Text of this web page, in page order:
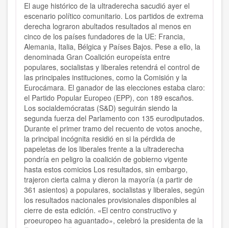
El auge histórico de la ultraderecha sacudió ayer el
escenario político comunitario. Los partidos de extrema
derecha lograron abultados resultados al menos en
cinco de los países fundadores de la UE: Francia,
Alemania, Italia, Bélgica y Países Bajos. Pese a ello, la
denominada Gran Coalición europeísta entre
populares, socialistas y liberales retendrá el control de
las principales instituciones, como la Comisión y la
Eurocámara. El ganador de las elecciones estaba claro:
el Partido Popular Europeo (EPP), con 189 escaños.
Los socialdemócratas (S&D) seguirán siendo la
segunda fuerza del Parlamento con 135 eurodiputados.
Durante el primer tramo del recuento de votos anoche,
la principal incógnita residió en si la pérdida de
papeletas de los liberales frente a la ultraderecha
pondría en peligro la coalición de gobierno vigente
hasta estos comicios Los resultados, sin embargo,
trajeron cierta calma y dieron la mayoría (a partir de
361 asientos) a populares, socialistas y liberales, según
los resultados nacionales provisionales disponibles al
cierre de esta edición. «El centro constructivo y
proeuropeo ha aguantado», celebró la presidenta de la